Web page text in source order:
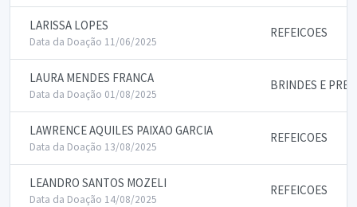
LARISSA LOPES
Data da Doação 11/06/2025
REFEICOES
LAURA MENDES FRANCA
Data da Doação 01/08/2025
BRINDES E
LAWRENCE AQUILES PAIXAO GARCIA
Data da Doação 13/08/2025
REFEICOES
LEANDRO SANTOS MOZELI
Data da Doação 14/08/2025
REFEICOES